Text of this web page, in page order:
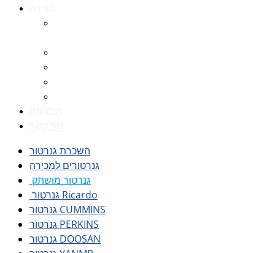
השכרת גנרטור
גנרטורים למכירה
גנרטור מושתק
גנרטור Ricardo
גנרטור CUMMINS
גנרטור PERKINS
גנרטור DOOSAN